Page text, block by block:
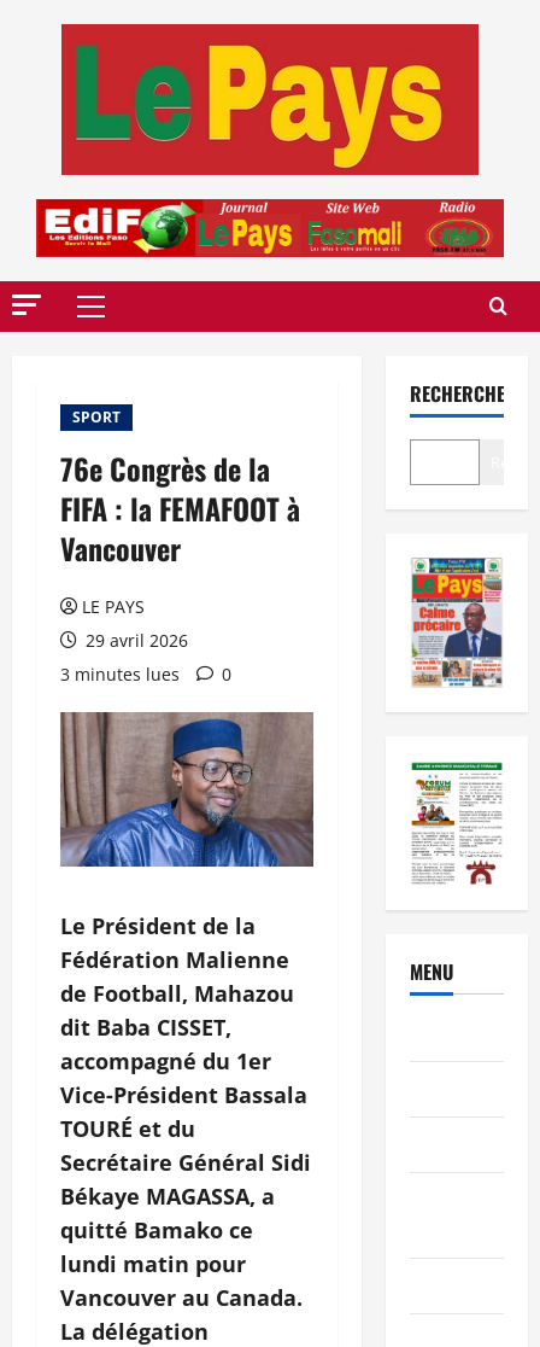
Menu
SPORT
76e Congrès de la
FIFA : la FEMAFOOT à
Vancouver
LE PAYS
29 avril 2026
3 minutes lues
0
Le Président de la
Fédération Malienne
de Football, Mahazou
dit Baba CISSET,
accompagné du 1er
Vice-Président Bassala
TOURÉ et du
Secrétaire Général Sidi
Békaye MAGASSA, a
quitté Bamako ce
lundi matin pour
Vancouver au Canada.
La délégation
RECHERCHER
MENU